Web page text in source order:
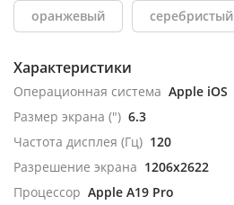
оранжевый серебристый
Характеристики
Операционная система Apple iOS
Размер экрана (") 6.3
Частота дисплея (Гц) 120
Разрешение экрана 1206x2622
Процессор Apple A19 Pro